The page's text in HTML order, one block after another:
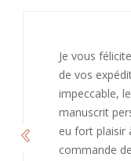
J’ai adoré
de
Caroline